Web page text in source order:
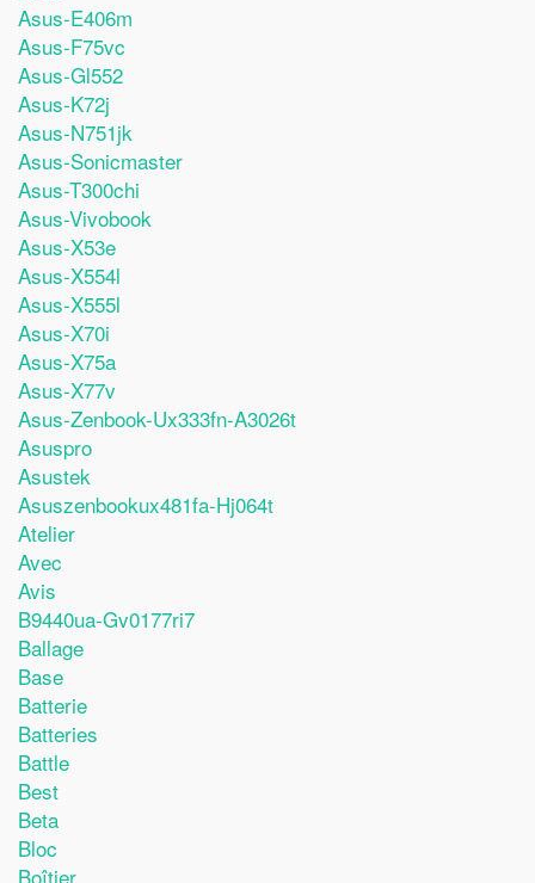
Asus-E406m
Asus-F75vc
Asus-Gl552
Asus-K72j
Asus-N751jk
Asus-Sonicmaster
Asus-T300chi
Asus-Vivobook
Asus-X53e
Asus-X554l
Asus-X555l
Asus-X70i
Asus-X75a
Asus-X77v
Asus-Zenbook-Ux333fn-A3026t
Asuspro
Asustek
Asuszenbookux481fa-Hj064t
Atelier
Avec
Avis
B9440ua-Gv0177ri7
Ballage
Base
Batterie
Batteries
Battle
Best
Beta
Bloc
Boîtier